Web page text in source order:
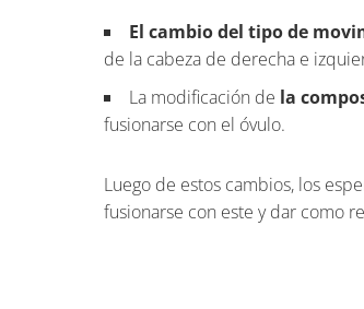
El cambio del tipo de
de la cabeza de derecha e
La modificación de la
fusionarse con el óvulo.
Luego de estos cambios, los
fusionarse con este y dar como